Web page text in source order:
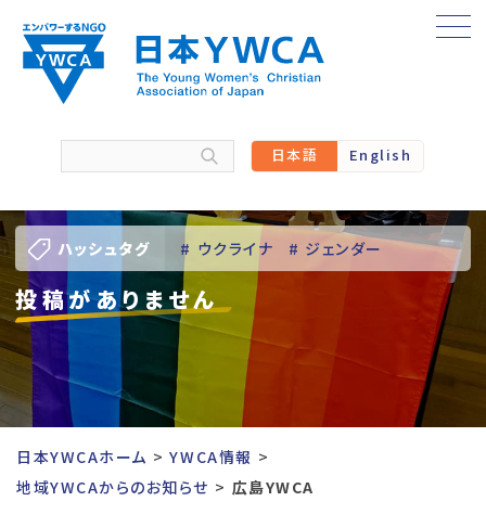
content
日本語 English
ハッシュタグ # ウクライナ # ジェンダー
# バーチャル訪問
# 人権 # 国際協力
# 地域YWCA
# 東日本大震災被災者支援
# 若い女性のリーダーシップ
投稿がありません
日本YWCAホーム
YWCA情報
地域YWCAからのお知らせ
広島YWCA